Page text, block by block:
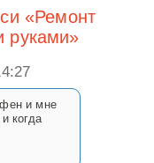
«Ремонт
руками»
и мне
когда